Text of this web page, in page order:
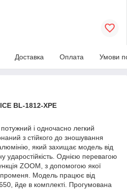
Доставка Оплата Умови
BL-1812-XPE
і одночасно легкий
з стійкого до зношування
який захищає модель від
ударостійкість. Однією перевагою
ZOOM, з допомогою якої
Модель працює від
йде в комплекті. Прогумована